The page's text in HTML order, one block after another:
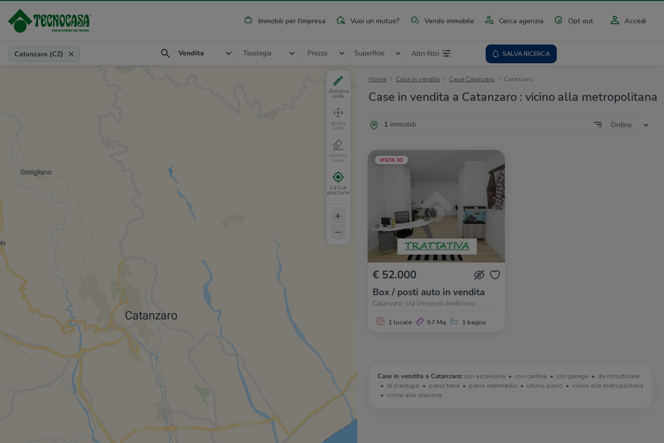
Immobili per l'impresa Vuoi un mutuo? Vendo immobile Cerca agenzia Opt out Accedi
Provincia, comune, zona, riferimento
Catanzaro (CZ) Vendita Tipologia Prezzo Superficie Altri filtri SALVA RICERCA
Home Case in vendita Case Catanzaro Catanzaro
Case in vendita a Catanzaro : vicino alla metropolitana
1immobili Ordina
VISITA 3D
€ 52.000
Box / posti auto in vendita
Catanzaro, Via Vincenzo Ambrosio
1 locale 57 Mq 1 bagno
Case in vendita a Catanzaro: con ascensore con cantina con garage
da ristrutturare
di prestigio
piano terra piano intermedio ultimo piano
vicino alla metropolitana
vicino alla stazione
disegna
area
sposta
area
elimina
area
La tua
posizione
+
–